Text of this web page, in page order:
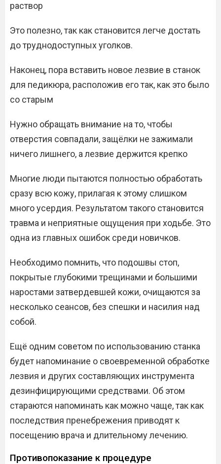
раствор
Это полезно, так как становится легче достать
до труднодоступных уголков.
Наконец, пора вставить новое лезвие в станок
для педикюра, расположив его так, как это было
со старым
Нужно обращать внимание на то, чтобы
отверстия совпадали, защёлки не зажимали
ничего лишнего, а лезвие держится крепко
Многие люди пытаются полностью обработать
сразу всю кожу, прилагая к этому слишком
много усердия. Результатом такого становится
травма и неприятные ощущения при ходьбе. Это
одна из главных ошибок среди новичков.
Необходимо помнить, что подошвы стоп,
покрытые глубокими трещинами и большими
наростами затвердевшей кожи, очищаются за
несколько сеансов, без спешки и насилия над
собой.
Ещё одним советом по использованию станка
будет напоминание о своевременной обработке
лезвия и других составляющих инструмента
дезинфицирующими средствами. Об этом
стараются напоминать как можно чаще, так как
последствия пренебрежения приводят к
посещению врача и длительному лечению.
Противопоказание к процедуре